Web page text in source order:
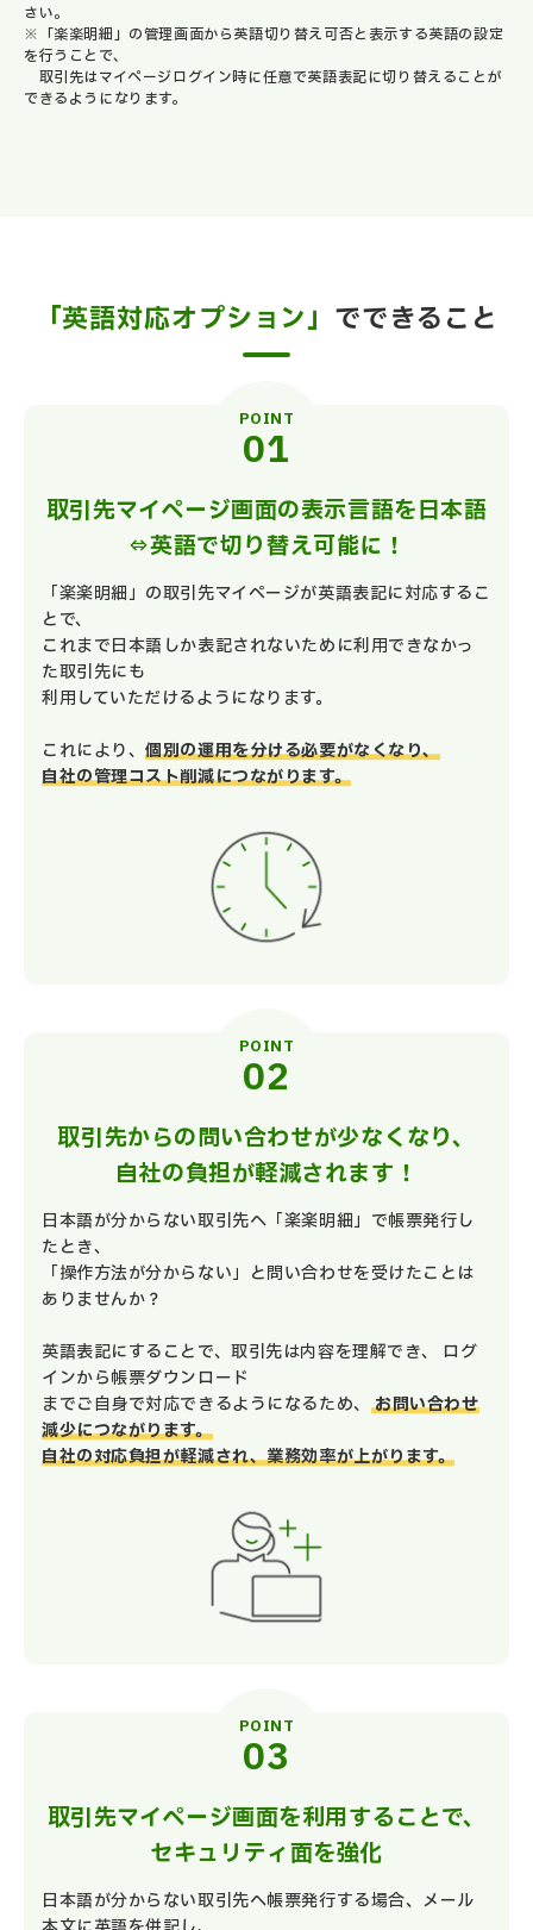
さい。
※「楽楽明細」の管理画面から英語切り替え可否と表示する英語の設定
を行うことで、
取引先はマイページログイン時に任意で英語表記に切り替えることが
できるようになります。
「英語対応オプション」 でできること
POINT
取引先マイページ画面の表示言語を日本語
⇔英語で切り替え可能に！
「楽楽明細」の取引先マイページが英語表記に対応するこ
とで、
これまで日本語しか表記されないために利用できなかっ
た取引先にも
利用していただけるようになります。
これにより、個別の運用を分ける必要がなくなり、
自社の管理コスト削減につながります。
POINT
取引先からの問い合わせが少なくなり、
自社の負担が軽減されます！
日本語が分からない取引先へ「楽楽明細」で帳票発行し
たとき、
「操作方法が分からない」と問い合わせを受けたことは
ありませんか？
英語表記にすることで、取引先は内容を理解でき、 ログ
インから帳票ダウンロード
までご自身で対応できるようになるため、
お問い合わせ
減少につながります。
自社の対応負担が軽減され、業務効率が上がります。
POINT
取引先マイページ画面を利用することで、
セキュリティ面を強化
日本語が分からない取引先へ帳票発行する場合、メール